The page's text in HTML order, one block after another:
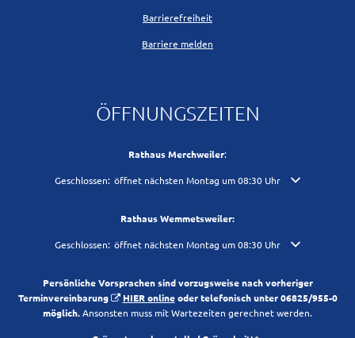
Barrierefreiheit
Barriere melden
ÖFFNUNGSZEITEN
Rathaus Merchweiler:
Klicken, um weitere Öffnungs- oder Schließzeiten auszublenden
Geschlossen: öffnet nächsten Montag um 08:30 Uhr
Rathaus Wemmetsweiler:
Klicken, um weitere Öffnungs- oder Schließzeiten auszublenden
Geschlossen: öffnet nächsten Montag um 08:30 Uhr
Persönliche Vorsprachen sind vorzugsweise nach vorheriger
Terminvereinbarung
HIER onlineoder telefonisch unter 06825/955-0
möglich.Ansonsten muss mit Wartezeiten gerechnet werden.